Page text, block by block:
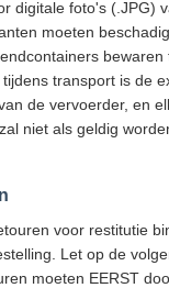
digitale foto's (.JPG)
moeten
bewaren
transport is de
de vervoerder, en
niet als geldig
voor restitutie
Let op de
moeten EERST